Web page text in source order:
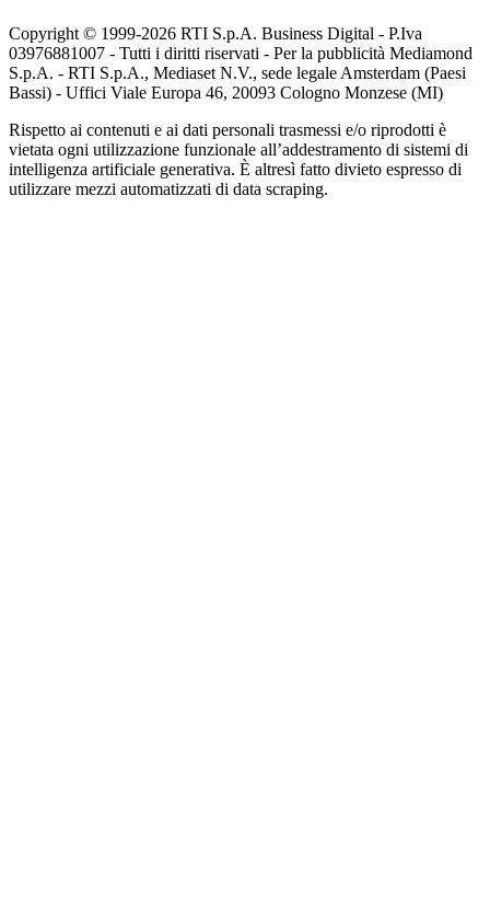
Copyright © 1999-2026 RTI S.p.A. Business Digital - P.Iva
03976881007 - Tutti i diritti riservati - Per la pubblicità Mediamond
S.p.A. - RTI S.p.A., Mediaset N.V., sede legale Amsterdam (Paesi
Bassi) - Uffici Viale Europa 46, 20093 Cologno Monzese (MI)
Rispetto ai contenuti e ai dati personali trasmessi e/o riprodotti è
vietata ogni utilizzazione funzionale all’addestramento di sistemi di
intelligenza artificiale generativa. È altresì fatto divieto espresso di
utilizzare mezzi automatizzati di data scraping.